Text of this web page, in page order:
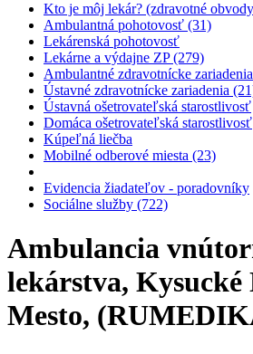
Kto je môj lekár? (zdravotné
Ambulantná pohotovosť (31)
Lekárenská pohotovosť
Lekárne a výdajne ZP (279)
Ambulantné zdravotnícke
Ústavné zdravotnícke zariadenia
Ústavná ošetrovateľská starostlivosť
Domáca ošetrovateľská starostlivosť
Kúpeľná liečba
Mobilné odberové miesta (23)
Evidencia žiadateľov - poradovníky
Sociálne služby (722)
Ambulancia
lekárstva, Kysucké
Mesto,